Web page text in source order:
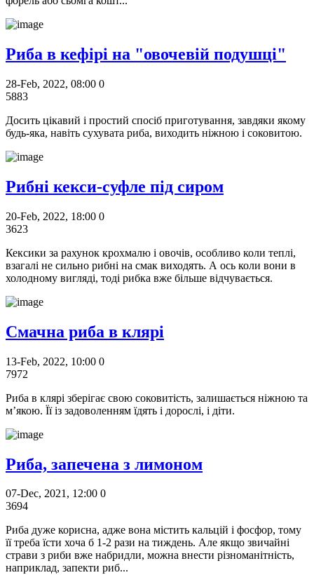
Риба в кефірі на "овочевій подушці"
28-Feb, 2022, 08:00 0
5883
Досить цікавий і простий спосіб приготування, завдяки якому
будь-яка, навіть сухувата риба, виходить ніжною і соковитою.
Рибні кекси-суфле під сиром
20-Feb, 2022, 18:00 0
3623
Кексики за рахунок крохмалю і овочів, особливо коли теплі,
взагалі не сильно рибні на смак виходять. А ось коли вони в
холодному вигляді, тоді рибка вже більше відчувається.
Смачна риба в клярі
13-Feb, 2022, 10:00 0
7972
Риба в клярі зберігає свою соковитість, залишається ніжною та
м’якою. Її із задоволенням їдять і дорослі, і діти.
Риба, запечена з лимоном
07-Dec, 2021, 12:00 0
3694
Риба дуже корисна, адже вона містить кальцій і фосфор, тому
її треба їсти хоча б 1-2 рази на тиждень. Але якщо звичайні
страви з риби вже набридли, можна внести різноманітність,
наприклад, запекти риб...